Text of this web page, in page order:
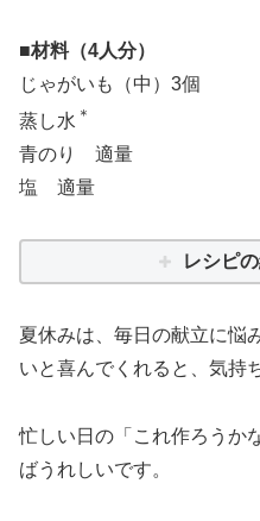
■材料（4人分）
じゃがいも（中）3個
蒸し水 ＊
青のり 適量
塩 適量
レシピ
夏休みは、毎日の献立に悩
いと喜んでくれると、気持
忙しい日の「これ作ろうか
ばうれしいです。